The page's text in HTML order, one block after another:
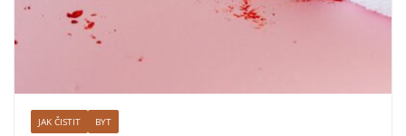
JAK ČISTIT BYT